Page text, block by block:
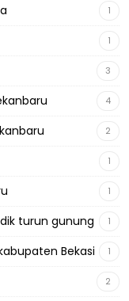
1
1
3
4
2
1
1
turun gunung 1
Bekasi 1
2